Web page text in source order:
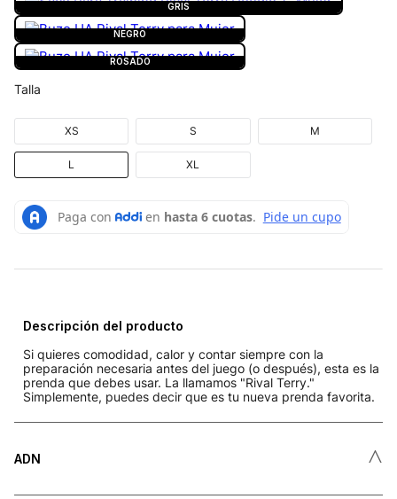
GRIS
NEGRO
ROSADO
Talla
XS S M
L XL
Descripción del producto
Si quieres comodidad, calor y contar siempre con la
preparación necesaria antes del juego (o después), esta es la
prenda que debes usar. La llamamos "Rival Terry."
Simplemente, puedes decir que es tu nueva prenda favorita.
ADN ˄